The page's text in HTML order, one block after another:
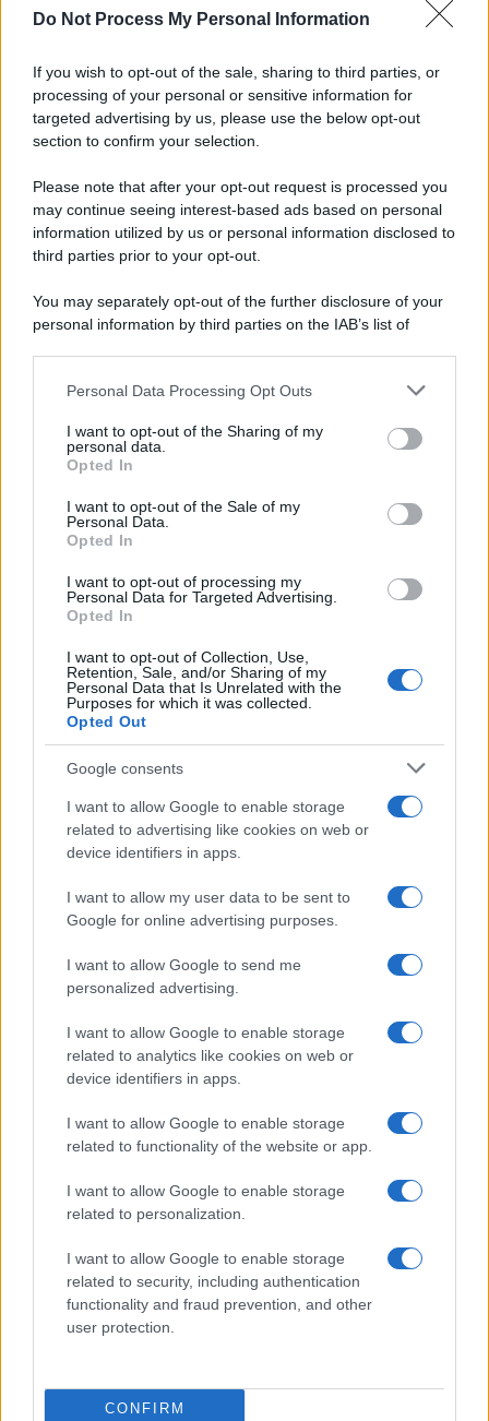
Do Not Process My Personal Information
If you wish to opt-out of the sale, sharing to third parties, or
processing of your personal or sensitive information for
targeted advertising by us, please use the below opt-out
section to confirm your selection.
Please note that after your opt-out request is processed you
may continue seeing interest-based ads based on personal
information utilized by us or personal information disclosed to
third parties prior to your opt-out.
You may separately opt-out of the further disclosure of your
personal information by third parties on the IAB’s list of
This information may also be disclosed by us to third parties
disclose it to other third parties.
Please note that this website/app uses one or more Google
services and may gather and store information including but
not limited to your visit or usage behaviour. You may click to
grant or deny consent to Google and its third-party tags to
consent section.
Personal Data Processing Opt Outs
I want to opt-out of the Sharing of my
personal data.
Opted In
I want to opt-out of the Sale of my
Personal Data.
Opted In
I want to opt-out of processing my
Personal Data for Targeted Advertising.
Opted In
I want to opt-out of Collection, Use,
Retention, Sale, and/or Sharing of my
Personal Data that Is Unrelated with the
Purposes for which it was collected.
Opted Out
Google consents
I want to allow Google to enable storage
related to advertising like cookies on web or
device identifiers in apps.
I want to allow my user data to be sent to
Google for online advertising purposes.
I want to allow Google to send me
personalized advertising.
I want to allow Google to enable storage
related to analytics like cookies on web or
device identifiers in apps.
I want to allow Google to enable storage
related to functionality of the website or app.
I want to allow Google to enable storage
related to personalization.
I want to allow Google to enable storage
related to security, including authentication
functionality and fraud prevention, and other
user protection.
CONFIRM
Piantedosi a Sorrento, Rastrelli: importante
Castel di Sangro: Allegri prova la formazione anti
Celta
CHI SIAMO CONTATTI PUBBLICITÀ LAVORA CON NOI
OTTO CHANNEL
Iscritto al Registro degli Operatori di Comunicazione n. 37512
© Riproduzione Riservata – Ne è consentita esclusivamente una